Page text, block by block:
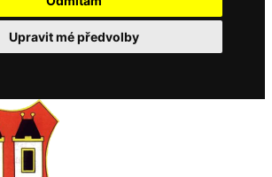
Upravit mé předvolby